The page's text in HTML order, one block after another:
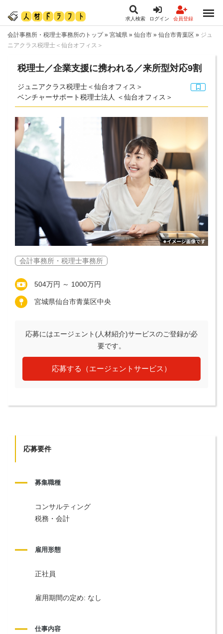
求人検索 ログイン 会員登録
会計事務所・税理士事務所のトップ» 宮城県 » 仙台市 » 仙台市青葉区 » ジュ
ニアクラス税理士＜仙台オフィス＞
税理士／企業支援に携われる／来所型対応9割
ジュニアクラス税理士＜仙台オフィス＞
ベンチャーサポート税理士法人 ＜仙台オフィス＞
会計事務所・税理士事務所
504万円 ～ 1000万円
宮城県仙台市青葉区中央
応募にはエージェント(人材紹介)サービスのご登録が必
要です。
応募する（エージェントサービス）
応募要件
募集職種
コンサルティング
税務・会計
雇用形態
正社員
雇用期間の定め: なし
仕事内容